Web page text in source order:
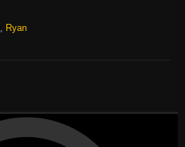
, Ryan